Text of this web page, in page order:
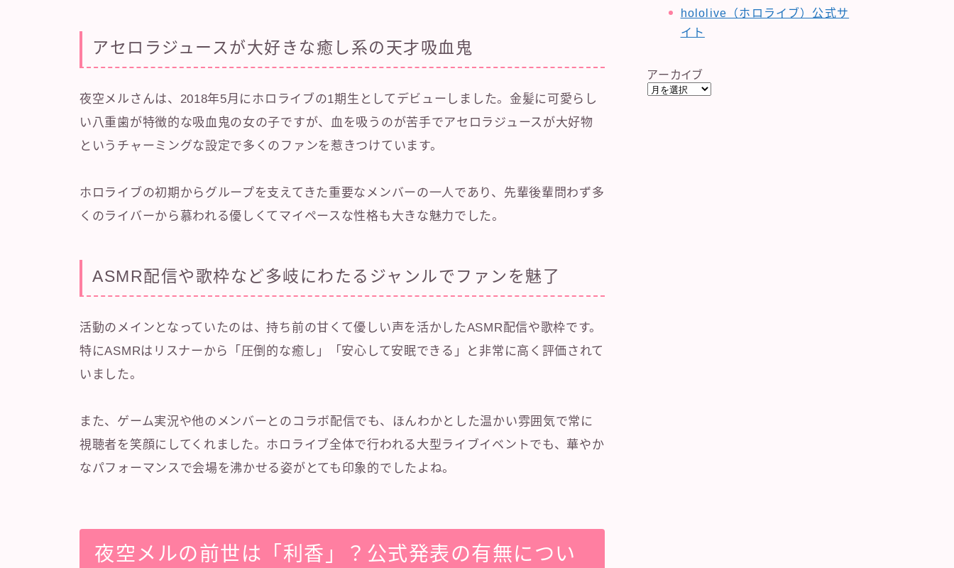
アセロラジュースが大好きな癒し系の天才吸血鬼
夜空メルさんは、2018年5月にホロライブの1期生としてデビューしました。金髪に可愛らし
い八重歯が特徴的な吸血鬼の女の子ですが、血を吸うのが苦手でアセロラジュースが大好物
というチャーミングな設定で多くのファンを惹きつけています。
ホロライブの初期からグループを支えてきた重要なメンバーの一人であり、先輩後輩問わず多
くのライバーから慕われる優しくてマイペースな性格も大きな魅力でした。
ASMR配信や歌枠など多岐にわたるジャンルでファンを魅了
活動のメインとなっていたのは、持ち前の甘くて優しい声を活かしたASMR配信や歌枠です。
特にASMRはリスナーから「圧倒的な癒し」「安心して安眠できる」と非常に高く評価されて
いました。
また、ゲーム実況や他のメンバーとのコラボ配信でも、ほんわかとした温かい雰囲気で常に
視聴者を笑顔にしてくれました。ホロライブ全体で行われる大型ライブイベントでも、華やか
なパフォーマンスで会場を沸かせる姿がとても印象的でしたよね。
夜空メルの前世は「利香」？公式発表の有無につい
hololive（ホロライブ）公式サ
イト
アーカイブ
ア